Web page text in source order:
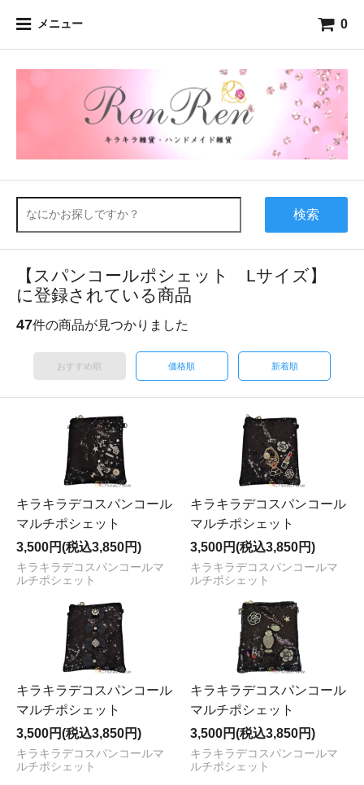
メニュー 0
検索
【スパンコールポシェット Lサイズ】
に登録されている商品
47件の商品が見つかりました
おすすめ順 価格順 新着順
キラキラデコスパンコール
マルチポシェット
3,500円(税込3,850円)
キラキラデコスパンコールマ
ルチポシェット
キラキラデコスパンコール
マルチポシェット
3,500円(税込3,850円)
キラキラデコスパンコールマ
ルチポシェット
キラキラデコスパンコール
マルチポシェット
3,500円(税込3,850円)
キラキラデコスパンコールマ
ルチポシェット
キラキラデコスパンコール
マルチポシェット
3,500円(税込3,850円)
キラキラデコスパンコールマ
ルチポシェット